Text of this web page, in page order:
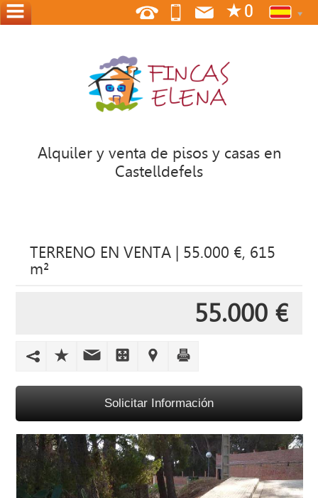
Alquiler y venta de pisos y casas en
Castelldefels
ESTAMOS
VIVIENDA
TERRENO EN VENTA | 55.000 €, 615
m²
55.000 €
Solicitar Información